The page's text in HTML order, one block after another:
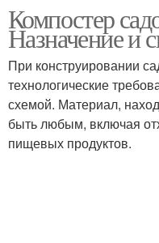
Компостер
Назначение и
При конструировании
технологические
схемой. Материал,
быть любым, включая
пищевых продуктов.